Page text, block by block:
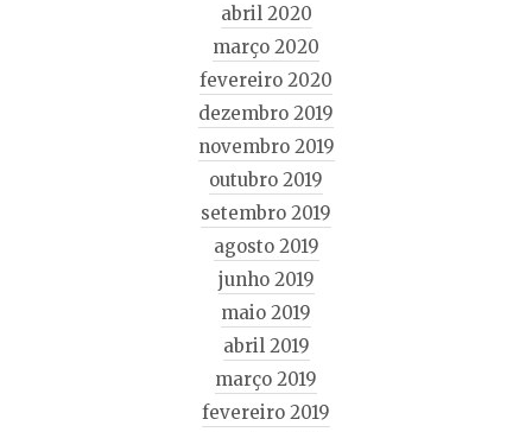
abril 2020
março 2020
fevereiro 2020
dezembro 2019
novembro 2019
outubro 2019
setembro 2019
agosto 2019
junho 2019
maio 2019
abril 2019
março 2019
fevereiro 2019